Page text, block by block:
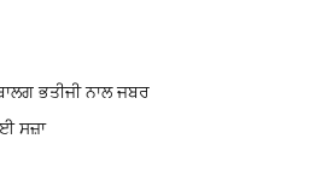
ਭਤੀਜੀ ਨਾਲ ਜਬਰ
ਸਜ਼ਾ